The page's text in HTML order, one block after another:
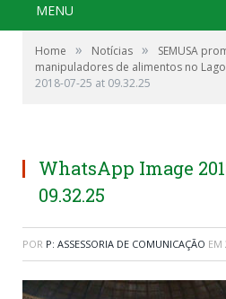
MENU
Home » Notícias »
SEMUSA
manipuladores de alimentos no
2018-07-25 at 09.32.25
WhatsApp Image
09.32.25
POR P: ASSESSORIA DE COMUNICAÇÃO EM